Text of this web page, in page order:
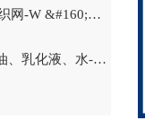
网-W &#160;木
、乳化液、水-乙